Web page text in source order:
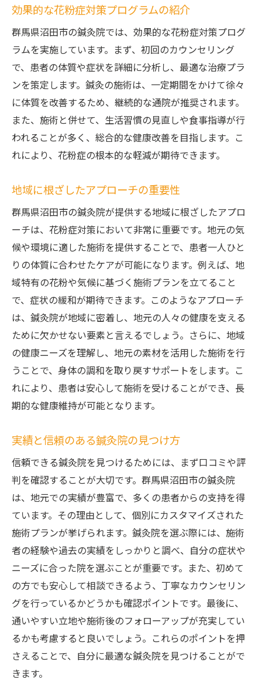
効果的な花粉症対策プログラムの紹介
群馬県沼田市の鍼灸院では、効果的な花粉症対策プログ
ラムを実施しています。まず、初回のカウンセリング
で、患者の体質や症状を詳細に分析し、最適な治療プラ
ンを策定します。鍼灸の施術は、一定期間をかけて徐々
に体質を改善するため、継続的な通院が推奨されます。
また、施術と併せて、生活習慣の見直しや食事指導が行
われることが多く、総合的な健康改善を目指します。こ
れにより、花粉症の根本的な軽減が期待できます。
地域に根ざしたアプローチの重要性
群馬県沼田市の鍼灸院が提供する地域に根ざしたアプロ
ーチは、花粉症対策において非常に重要です。地元の気
候や環境に適した施術を提供することで、患者一人ひと
りの体質に合わせたケアが可能になります。例えば、地
域特有の花粉や気候に基づく施術プランを立てること
で、症状の緩和が期待できます。このようなアプローチ
は、鍼灸院が地域に密着し、地元の人々の健康を支える
ために欠かせない要素と言えるでしょう。さらに、地域
の健康ニーズを理解し、地元の素材を活用した施術を行
うことで、身体の調和を取り戻すサポートをします。こ
れにより、患者は安心して施術を受けることができ、長
期的な健康維持が可能となります。
実績と信頼のある鍼灸院の見つけ方
信頼できる鍼灸院を見つけるためには、まず口コミや評
判を確認することが大切です。群馬県沼田市の鍼灸院
は、地元での実績が豊富で、多くの患者からの支持を得
ています。その理由として、個別にカスタマイズされた
施術プランが挙げられます。鍼灸院を選ぶ際には、施術
者の経験や過去の実績をしっかりと調べ、自分の症状や
ニーズに合った院を選ぶことが重要です。また、初めて
の方でも安心して相談できるよう、丁寧なカウンセリン
グを行っているかどうかも確認ポイントです。最後に、
通いやすい立地や施術後のフォローアップが充実してい
るかも考慮すると良いでしょう。これらのポイントを押
さえることで、自分に最適な鍼灸院を見つけることがで
きます。